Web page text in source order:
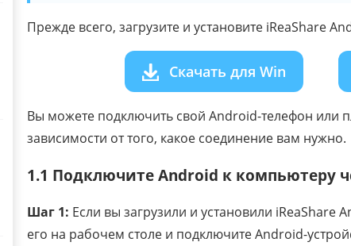
Прежде всего, загрузите и установите iReaShare
Скачать для Win
Вы можете подключить свой Android-телефон или
зависимости от того, какое соединение вам нужно.
1.1 Подключите Android к компьютеру
Шаг 1: Если вы загрузили и установили
его на рабочем столе и подключите Android-